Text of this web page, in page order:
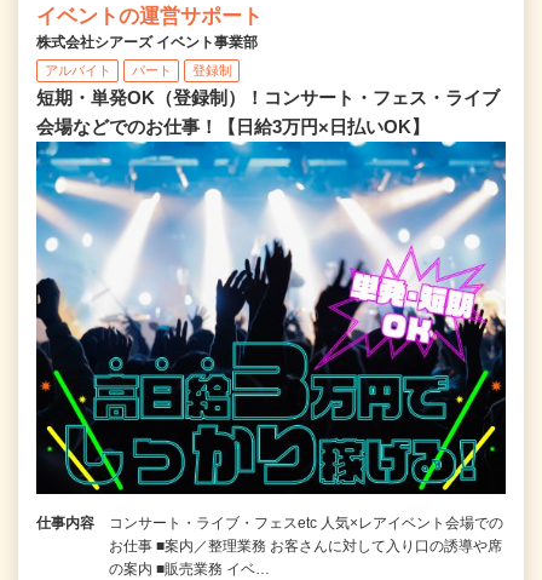
イベントの運営サポート
株式会社シアーズ イベント事業部
アルバイト パート 登録制
短期・単発OK（登録制）！コンサート・フェス・ライブ
会場などでのお仕事！【日給3万円×日払いOK】
仕事内容
コンサート・ライブ・フェスetc 人気×レアイベント会場での
お仕事 ■案内／整理業務 お客さんに対して入り口の誘導や席
の案内 ■販売業務 イベ…